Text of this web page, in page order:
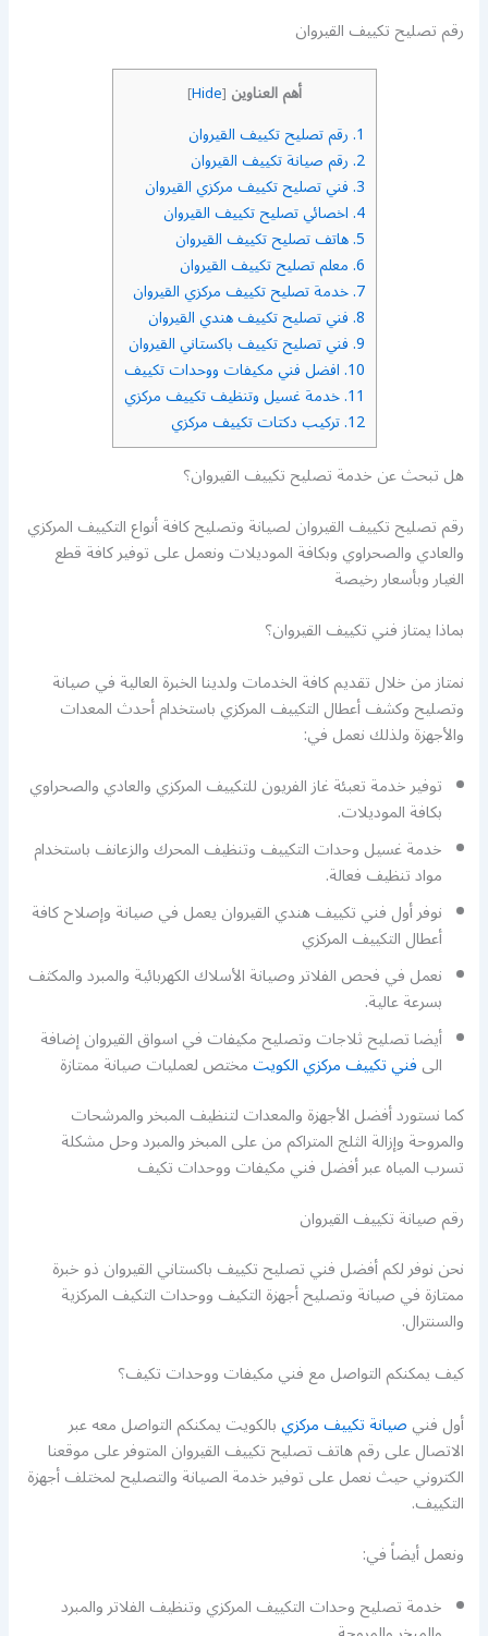
رقم تصليح تكييف القيروان
أهم العناوين [
Hide
]
1. رقم تصليح تكييف القيروان
2. رقم صيانة تكييف القيروان
3. فني تصليح تكييف مركزي القيروان
4. اخصائي تصليح تكييف القيروان
5. هاتف تصليح تكييف القيروان
6. معلم تصليح تكييف القيروان
7. خدمة تصليح تكييف مركزي القيروان
8. فني تصليح تكييف هندي القيروان
9. فني تصليح تكييف باكستاني القيروان
10. افضل فني مكيفات ووحدات تكييف
11. خدمة غسيل وتنظيف تكييف مركزي
12. تركيب دكتات تكييف مركزي
هل تبحث عن خدمة تصليح تكييف القيروان؟
رقم تصليح تكييف القيروان لصيانة وتصليح كافة أنواع التكييف المركزي
والعادي والصحراوي وبكافة الموديلات ونعمل على توفير كافة قطع
الغيار وبأسعار رخيصة
بماذا يمتاز فني تكييف القيروان؟
نمتاز من خلال تقديم كافة الخدمات ولدينا الخبرة العالية في صيانة
وتصليح وكشف أعطال التكييف المركزي باستخدام أحدث المعدات
والأجهزة ولذلك نعمل في:
توفير خدمة تعبئة غاز الفريون للتكييف المركزي والعادي والصحراوي
بكافة الموديلات.
خدمة غسيل وحدات التكييف وتنظيف المحرك والزعانف باستخدام
مواد تنظيف فعالة.
نوفر أول فني تكييف هندي القيروان يعمل في صيانة وإصلاح كافة
أعطال التكييف المركزي
نعمل في فحص الفلاتر وصيانة الأسلاك الكهربائية والمبرد والمكثف
بسرعة عالية.
أيضا تصليح ثلاجات وتصليح مكيفات في اسواق القيروان إضافة
الىفني تكييف مركزي الكويتمختص لعمليات صيانة ممتازة
كما نستورد أفضل الأجهزة والمعدات لتنظيف المبخر والمرشحات
والمروحة وإزالة الثلج المتراكم من على المبخر والمبرد وحل مشكلة
تسرب المياه عبر أفضل فني مكيفات ووحدات تكيف
رقم صيانة تكييف القيروان
نحن نوفر لكم أفضل فني تصليح تكييف باكستاني القيروان ذو خبرة
ممتازة في صيانة وتصليح أجهزة التكيف ووحدات التكيف المركزية
والسنترال.
كيف يمكنكم التواصل مع فني مكيفات ووحدات تكيف؟
أول فنيصيانة تكييف مركزيبالكويت يمكنكم التواصل معه عبر
الاتصال على رقم هاتف تصليح تكييف القيروان المتوفر على موقعنا
الكتروني حيث نعمل على توفير خدمة الصيانة والتصليح لمختلف أجهزة
التكييف.
ونعمل أيضاً في:
خدمة تصليح وحدات التكييف المركزي وتنظيف الفلاتر والمبرد